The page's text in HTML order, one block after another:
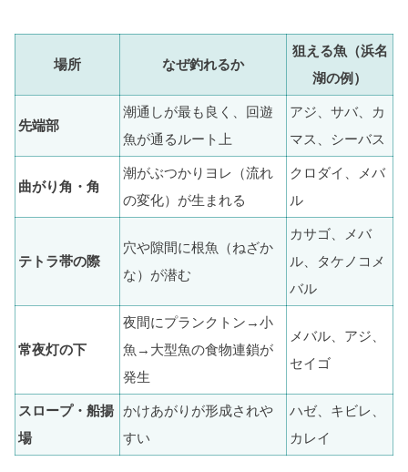
場所 なぜ釣れるか
狙える魚（浜名
湖の例）
先端部
潮通しが最も良く、回遊
魚が通るルート上
アジ、サバ、カ
マス、シーバス
曲がり角・角
潮がぶつかりヨレ（流れ
の変化）が生まれる
クロダイ、メバ
ル
テトラ帯の際
穴や隙間に根魚（ねざか
な）が潜む
カサゴ、メバ
ル、タケノコメ
バル
常夜灯の下
夜間にプランクトン→小
魚→大型魚の食物連鎖が
発生
メバル、アジ、
セイゴ
スロープ・船揚
場
かけあがりが形成されや
すい
ハゼ、キビレ、
カレイ